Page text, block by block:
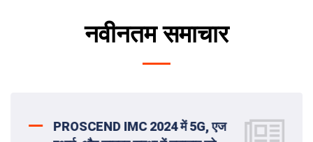
नवीनतम समाचार
PROSCEND IMC 2024 में 5G, एज